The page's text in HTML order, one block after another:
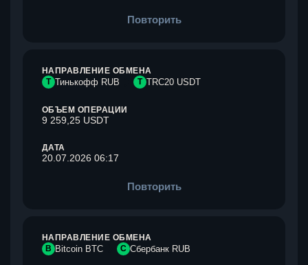
Повторить
НАПРАВЛЕНИЕ ОБМЕНА
Т Тинькофф RUB T TRC20 USDT
ОБЪЕМ ОПЕРАЦИИ
9 259,25 USDT
ДАТА
20.07.2026 06:17
Повторить
НАПРАВЛЕНИЕ ОБМЕНА
B Bitcoin BTC С Сбербанк RUB